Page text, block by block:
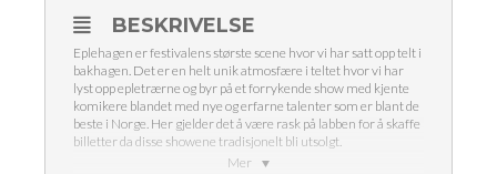
Mer
BESKRIVELSE
Eplehagen er festivalens største scene hvor vi har satt opp telt i
bakhagen. Det er en helt unik atmosfære i teltet hvor vi har
lyst opp epletrærne og byr på et forrykende show med kjente
komikere blandet med nye og erfarne talenter som er blant de
beste i Norge. Her gjelder det å være rask på labben for å skaffe
billetter da disse showene tradisjonelt bli utsolgt.